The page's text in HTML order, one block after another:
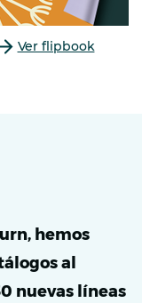
Ver flipbook
hemos
al
nuevas líneas